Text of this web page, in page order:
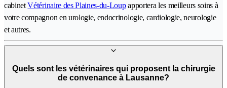
cabinetVétérinaire des Plaines-du-Loupapportera les meilleurs soins à
votre compagnon en urologie, endocrinologie, cardiologie, neurologie
et autres.
Quels sont les vétérinaires qui proposent la chirurgie
de convenance à Lausanne?